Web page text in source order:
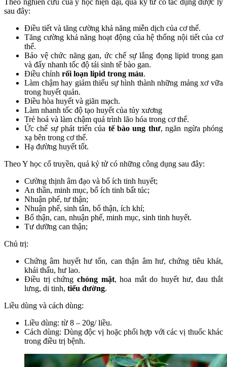
Theo nghiên cứu của y học hiện đại, quả kỷ tử có tác dụng dược lý
sau đây:
Điều tiết và tăng cường khả năng miễn dịch của cơ thể.
Tăng cường khả năng hoạt động của hệ thống nội tiết của cơ
thể.
Bảo vệ chức năng gan, ức chế sự lắng đọng lipid trong gan
và đẩy nhanh tốc độ tái sinh tế bào gan.
Điều chỉnh rối loạn lipid trong máu.
Làm chậm hay giảm thiểu sự hình thành những mảng xơ vữa
trong huyết quản.
Điều hòa huyết và giãn mạch.
Làm nhanh tốc độ tạo huyết của tủy xương
Trẻ hoá và làm chậm quá trình lão hóa trong cơ thể.
Ức chế sự phát triển của tế bào ung thư, ngăn ngừa phóng
xạ bên trong cơ thể.
Hạ đường huyết tốt.
Theo Y học cổ truyền, quả kỷ tử có những công dụng sau đây:
Cường thịnh âm đạo và bổ ích tinh huyết;
An thần, minh mục, bổ ích tinh bất túc;
Nhuận phế, tư thận;
Nhuận phế, sinh tân, bổ thận, ích khí;
Bổ thận, can, nhuận phế, minh mục, sinh tinh huyết.
Tư dưỡng can thận;
Chủ trị:
Chứng âm huyết hư tổn, can thận âm hư, chứng tiêu khát,
khái thấu, hư lao.
Điều trị chứng chóng mặt, hoa mắt do huyết hư, đau thắt
lưng, di tinh, tiểu đường.
Liều dùng và cách dùng:
Liều dùng: từ 8 – 20g/ liều.
Cách dùng: Dùng độc vị hoặc phối hợp với các vị thuốc khác
trong điều trị bệnh.